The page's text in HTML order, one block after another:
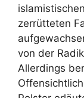
zerrütteten
von der
Allerdings